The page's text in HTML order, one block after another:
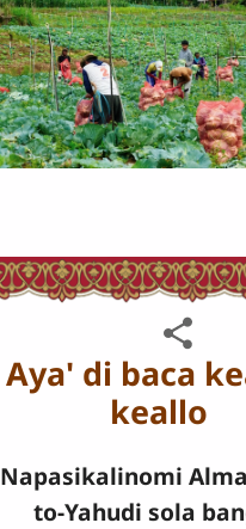
Aya' di baca
keallo
Napasikalinomi
to-Yahudi sola